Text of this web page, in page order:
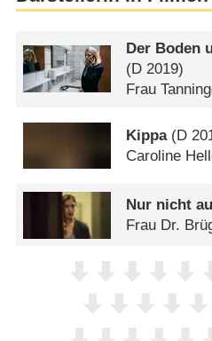
Der Boden
(D 2019)
Frau
Kippa(D
Caroline
Nur nicht
Frau Dr.